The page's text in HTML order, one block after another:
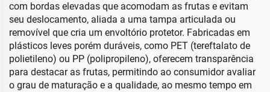
com bordas elevadas que acomodam as frutas e evitam
seu deslocamento, aliada a uma tampa articulada ou
removível que cria um envoltório protetor. Fabricadas em
plásticos leves porém duráveis, como PET (tereftalato de
polietileno) ou PP (polipropileno), oferecem transparência
para destacar as frutas, permitindo ao consumidor avaliar
o grau de maturação e a qualidade, ao mesmo tempo em